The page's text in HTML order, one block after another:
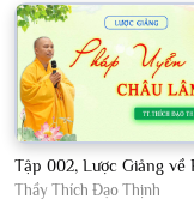
Thầy Thích Đạo Thịnh